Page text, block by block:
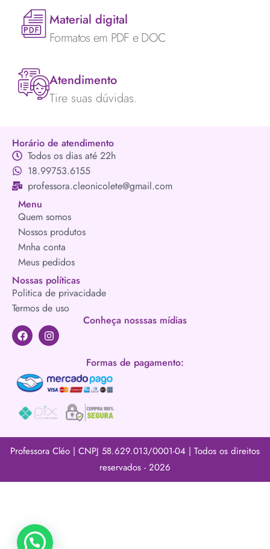
Material digital
Formatos em PDF e DOC
Atendimento
Tire suas dúvidas.
Horário de atendimento
Todos os dias até 22h
18.99753.6155
professora.cleonicolete@gmail.com
Menu
Quem somos
Nossos produtos
Mnha conta
Meus pedidos
Nossas políticas
Politica de privacidade
Termos de uso
Conheça nosssas mídias
Formas de pagamento:
Professora Cléo | CNPJ 58.629.013/0001-04 | Todos os direitos
reservados - 2026​